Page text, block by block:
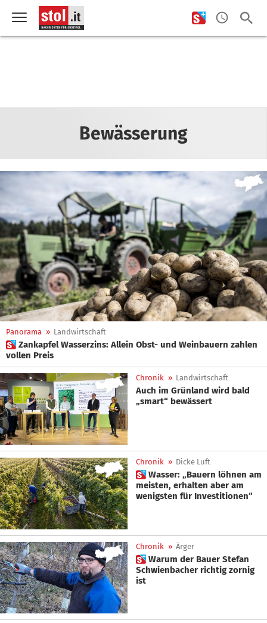
Bewässerung
Panorama » Landwirtschaft
 Zankapfel Wasserzins: Allein Obst- und Weinbauern zahlen
vollen Preis
Chronik » Landwirtschaft
Auch im Grünland wird bald
„smart“ bewässert
Chronik » Dicke Luft
 Wasser: „Bauern löhnen am
meisten, erhalten aber am
wenigsten für Investitionen“
Chronik » Ärger
 Warum der Bauer Stefan
Schwienbacher richtig zornig
ist